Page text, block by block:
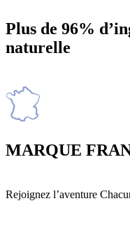
Plus de 96%
naturelle
MARQUE
Rejoignez l’aventure